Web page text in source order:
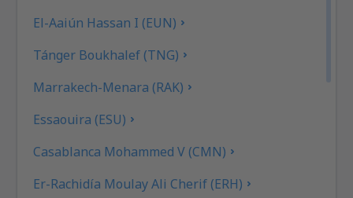
El-Aaiún Hassan I (EUN)
Tánger Boukhalef (TNG)
Marrakech-Menara (RAK)
Essaouira (ESU)
Casablanca Mohammed V (CMN)
Er-Rachidía Moulay Ali Cherif (ERH)